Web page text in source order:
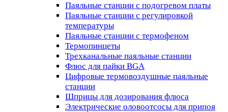
Паяльные станции с подогревом платы
Паяльные станции с регулировкой
температуры
Паяльные станции с термофеном
Термопинцеты
Трехканальные паяльные станции
Флюс для пайки BGA
Цифровые термовоздушные паяльные
станции
Шприцы для дозирования флюса
Электрические оловоотсосы для припоя